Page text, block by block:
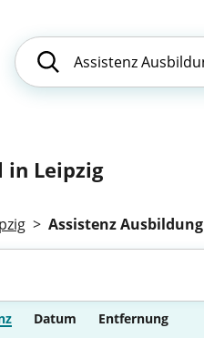
in Leipzig
> Assistenz Ausbildung
Datum Entfernung